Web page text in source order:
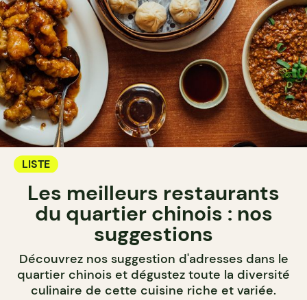
LISTE
Les meilleurs restaurants
du quartier chinois : nos
suggestions
Découvrez nos suggestion d'adresses dans le
quartier chinois et dégustez toute la diversité
culinaire de cette cuisine riche et variée.